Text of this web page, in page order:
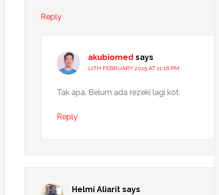
Reply
akubiomed says
12TH FEBRUARY 2015 AT 11:16 PM
Tak apa. Belum ada rezeki lagi kot.
Reply
Helmi Aliarit says